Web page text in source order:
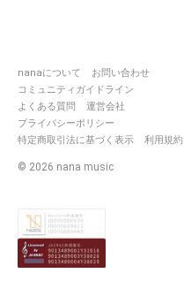
nanaについて
お問い合わせ
コミュニティガイドライン
よくある質問
運営会社
プライバシーポリシー
特定商取引法に基づく表示
利用規約
© 2026 nana music